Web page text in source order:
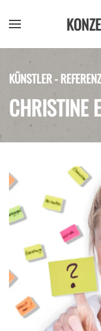
KÜNSTLER - REFERENZ
CHRISTINE